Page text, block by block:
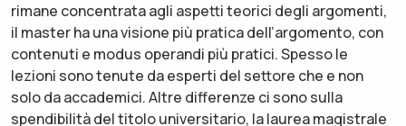
rimane concentrata agli aspetti teorici degli argomenti,
il master ha una visione più pratica dell’argomento, con
contenuti e modus operandi più pratici. Spesso le
lezioni sono tenute da esperti del settore che e non
solo da accademici. Altre differenze ci sono sulla
spendibilità del titolo universitario, la laurea magistrale